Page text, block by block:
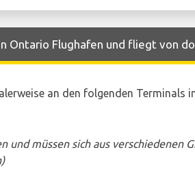
Ontario Flughafen und fliegt von
an den folgenden Terminals
müssen sich aus verschiedenen